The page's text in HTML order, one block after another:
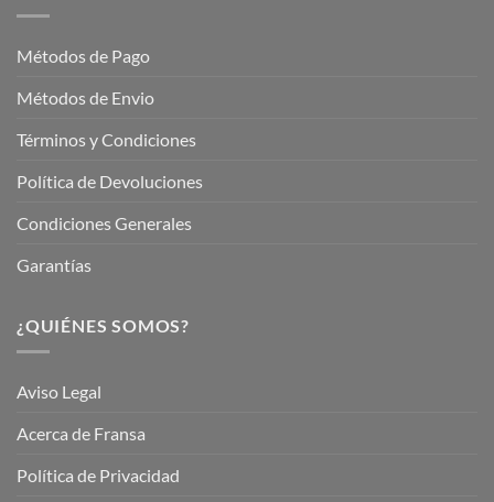
Métodos de Pago
Métodos de Envio
Términos y Condiciones
Política de Devoluciones
Condiciones Generales
Garantías
¿QUIÉNES SOMOS?
Aviso Legal
Acerca de Fransa
Política de Privacidad